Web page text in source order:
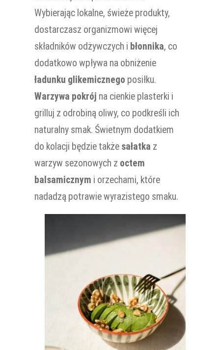
Wybierając lokalne, świeże produkty,
dostarczasz organizmowi więcej
składników odżywczych i błonnika, co
dodatkowo wpływa na obniżenie
ładunku glikemicznego posiłku.
Warzywa pokrój na cienkie plasterki i
grilluj z odrobiną oliwy, co podkreśli ich
naturalny smak. Świetnym dodatkiem
do kolacji będzie także sałatka z
warzyw sezonowych z octem
balsamicznym i orzechami, które
nadadzą potrawie wyrazistego smaku.